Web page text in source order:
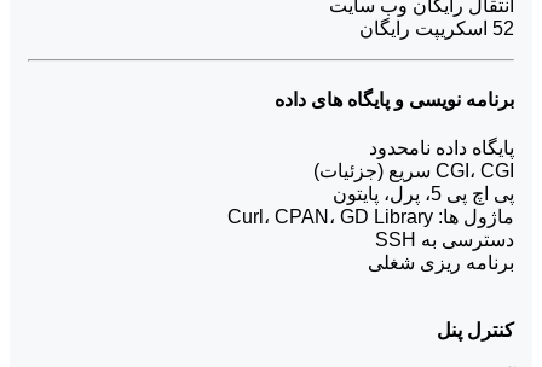
انتقال رایگان وب سایت
52 اسکریپت رایگان
برنامه نویسی و پایگاه های داده
پایگاه داده نامحدود
CGI، CGI سریع (جزئیات)
پی اچ پی 5، پرل، پایتون
ماژول ها: Curl، CPAN، GD Library
دسترسی به SSH
برنامه ریزی شغلی
کنترل پنل